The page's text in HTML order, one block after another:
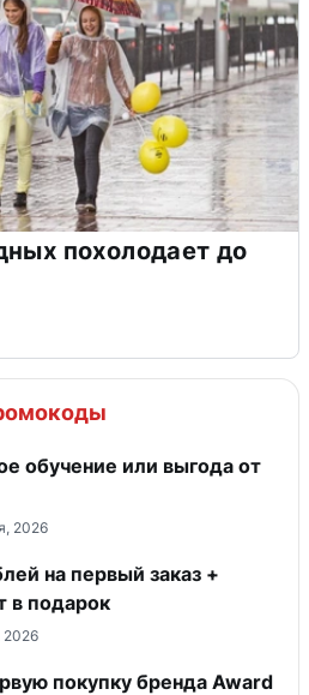
похолодает до
обучение или выгода от
2026
на первый заказ +
в подарок
2026
покупку бренда Award